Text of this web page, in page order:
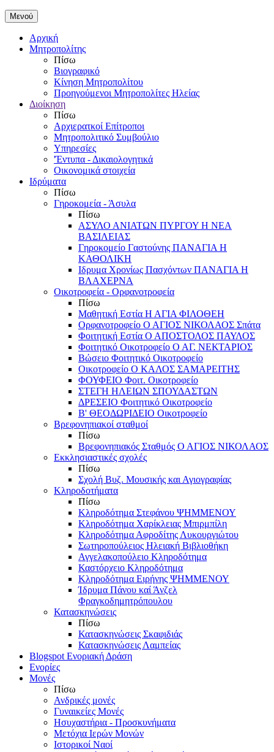
Μενού
Αρχική
Μητροπολίτης
Πίσω
Βιογραφικό
Κίνηση Μητροπολίτου
Προηγούμενοι Μητροπολίτες Ηλείας
Διοίκηση
Πίσω
Αρχιερατκοί Επίτροποι
Μητροπολιτικό Συμβούλιο
Υπηρεσίες
'Έντυπα - Δικαιολογητικά
Οικονομικά στοιχεία
Ιδρύματα
Πίσω
Γηροκομεία - Άσυλα
Πίσω
ΑΣΥΛΟ ΑΝΙΑΤΩΝ ΠΥΡΓΟΥ Η ΝΕΑ
ΒΑΣΙΛΕΙΑΣ
Γηροκομείο Γαστούνης ΠΑΝΑΓΙΑ Η
ΚΑΘΟΛΙΚΗ
Ιδρυμα Χρονίως Πασχόντων ΠΑΝΑΓΙΑ Η
ΒΛΑΧΕΡΝΑ
Οικοτροφεία - Ορφανοτροφεία
Πίσω
Μαθητική Εστία Η ΑΓΙΑ ΦΙΛΟΘΕΗ
Ορφανοτροφείο Ο ΑΓΙΟΣ ΝΙΚΟΛΑΟΣ Σπάτα
Φοιτητική Εστία Ο ΑΠΟΣΤΟΛΟΣ ΠΑΥΛΟΣ
Φοιτητικό Οικοτροφείο Ο ΑΓ. ΝΕΚΤΑΡΙΟΣ
Βώσειο Φοιτητικό Οικοτροφείο
Οικοτροφείο Ο ΚΑΛΟΣ ΣΑΜΑΡΕΙΤΗΣ
ΦΟΥΦΕΙΟ Φοιτ. Οικοτροφείο
ΣΤΕΓΗ ΗΛΕΙΩΝ ΣΠΟΥΔΑΣΤΩΝ
ΔΡΕΣΕΙΟ Φοιτητικό Οικοτροφείο
Β' ΘΕΟΔΩΡΙΔΕΙΟ Οικοτροφείο
Βρεφονηπιακοί σταθμοί
Πίσω
Βρεφονηπιακός Σταθμός Ο ΑΓΙΟΣ ΝΙΚΟΛΑΟΣ
Εκκλησιαστικές σχολές
Πίσω
Σχολή Βυζ. Μουσικής και Αγιογραφίας
Κληροδοτήματα
Πίσω
Κληροδότημα Στεφάνου ΨΗΜΜΕΝΟΥ
Κληροδότημα Χαρίκλειας Μπιρμπίλη
Κληροδότημα Αφροδίτης Λυκουργιώτου
Σωτηροπούλειος Ηλειακή Βιβλιοθήκη
Αγγελακοπούλειο Κληροδότημα
Καστόρχειο Κληροδότημα
Κληροδότημα Ειρήνης ΨΗΜΜΕΝΟΥ
Ίδρυμα Πάνου καί Άνζελ
Φραγκοδημητρόπουλου
Κατασκηνώσεις
Πίσω
Κατασκηνώσεις Σκαφιδιάς
Κατασκηνώσεις Λαμπείας
Blogspot Ενοριακή Δράση
Ενορίες
Μονές
Πίσω
Ανδρικές μονές
Γυναικείες Μονές
Ησυχαστήρια - Προσκυνήματα
Μετόχια Ιερών Μονών
Ιστορικοί Ναοί